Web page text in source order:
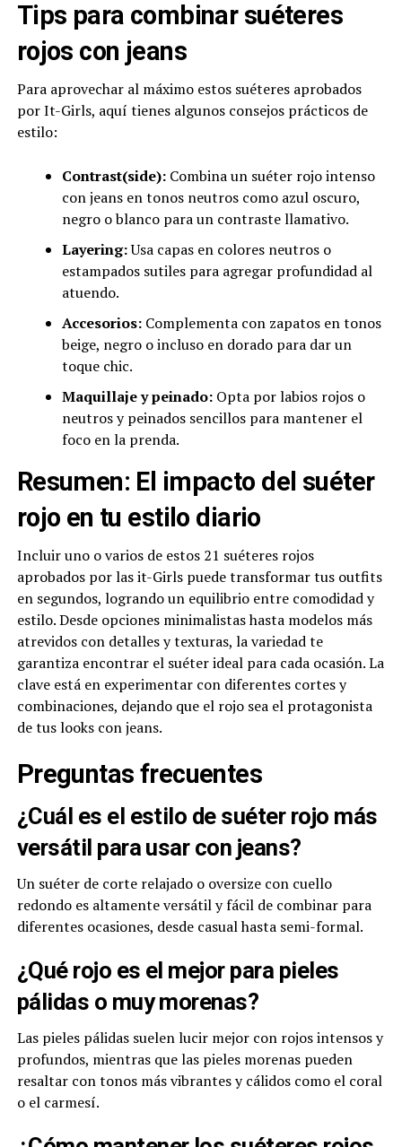
Tips para combinar suéteres
rojos con jeans
Para aprovechar al máximo estos suéteres aprobados
por It-Girls, aquí tienes algunos consejos prácticos de
estilo:
Contrast(side):Combina un suéter rojo intenso
con jeans en tonos neutros como azul oscuro,
negro o blanco para un contraste llamativo.
Layering:Usa capas en colores neutros o
estampados sutiles para agregar profundidad al
atuendo.
Accesorios:Complementa con zapatos en tonos
beige, negro o incluso en dorado para dar un
toque chic.
Maquillaje y peinado:Opta por labios rojos o
neutros y peinados sencillos para mantener el
foco en la prenda.
Resumen: El impacto del suéter
rojo en tu estilo diario
Incluir uno o varios de estos 21 suéteres rojos
aprobados por las it-Girls puede transformar tus outfits
en segundos, logrando un equilibrio entre comodidad y
estilo. Desde opciones minimalistas hasta modelos más
atrevidos con detalles y texturas, la variedad te
garantiza encontrar el suéter ideal para cada ocasión. La
clave está en experimentar con diferentes cortes y
combinaciones, dejando que el rojo sea el protagonista
de tus looks con jeans.
Preguntas frecuentes
¿Cuál es el estilo de suéter rojo más
versátil para usar con jeans?
Un suéter de corte relajado o oversize con cuello
redondo es altamente versátil y fácil de combinar para
diferentes ocasiones, desde casual hasta semi-formal.
¿Qué rojo es el mejor para pieles
pálidas o muy morenas?
Las pieles pálidas suelen lucir mejor con rojos intensos y
profundos, mientras que las pieles morenas pueden
resaltar con tonos más vibrantes y cálidos como el coral
o el carmesí.